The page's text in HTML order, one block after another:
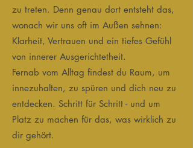
zu treten. Denn genau dort entsteht das,
wonach wir uns oft im Außen sehnen:
Klarheit, Vertrauen und ein tiefes Gefühl
von innerer Ausgerichtetheit.
Fernab vom Alltag findest du Raum, um
innezuhalten, zu spüren und dich neu zu
entdecken. Schritt für Schritt - und um
Platz zu machen für das, was wirklich zu
dir gehört.